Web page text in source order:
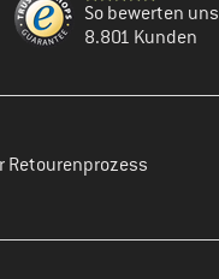
So bewerten uns
8.801 Kunden
Retourenprozess